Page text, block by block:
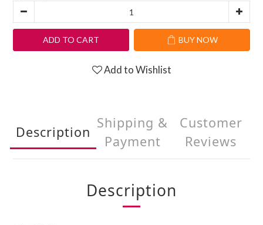
ADD TO CART BUY NOW
Add to Wishlist
Description
Shipping &
Payment
Customer
Reviews
Description